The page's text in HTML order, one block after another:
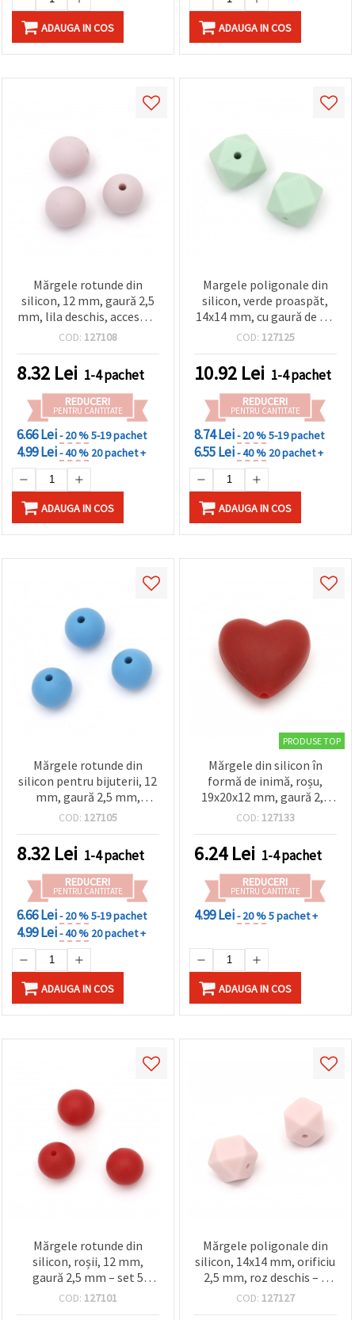
ADAUGA IN COS ADAUGA IN COS
Mărgele rotunde din
silicon, 12 mm, gaură 2,5
mm, lila deschis, accesorii
DIY pentru hobby & craft –
COD: 127108
8.32 Lei 1-4 pachet
REDUCERI
PENTRU CANTITATE
6.66 Lei- 20 %5-19 pachet
4.99 Lei- 40 % 20 pachet +
ADAUGA IN COS
Margele poligonale din
silicon, verde proaspăt,
14x14 mm, cu gaură de 2,5
mm – set de 4 piese
DIY și proiecte handmade
COD: 127125
10.92 Lei 1-4 pachet
REDUCERI
PENTRU CANTITATE
8.74 Lei- 20 %5-19 pachet
6.55 Lei- 40 % 20 pachet +
ADAUGA IN COS
Mărgele rotunde din
silicon pentru bijuterii, 12
mm, gaură 2,5 mm,
albastre - 5 bucăți
COD: 127105
8.32 Lei 1-4 pachet
REDUCERI
PENTRU CANTITATE
6.66 Lei- 20 %5-19 pachet
4.99 Lei- 40 % 20 pachet +
ADAUGA IN COS
PRODUSE TOP
Mărgele din silicon în
formă de inimă, roșu,
19x20x12 mm, gaură 2,5
mm – Set de 2 buc., pentru
și decorațiuni DIY
COD: 127133
6.24Lei 1-4 pachet
REDUCERI
PENTRU CANTITATE
4.99 Lei- 20 %5 pachet +
ADAUGA IN COS
Mărgele rotunde din
silicon, roșii, 12 mm,
gaură 2,5 mm – set 5
bucăți
COD: 127101
Mărgele poligonale din
silicon, 14x14 mm, orificiu
2,5 mm, roz deschis – 4
buc.
COD: 127127